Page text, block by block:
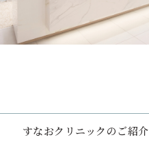
すなおクリニックのご紹介